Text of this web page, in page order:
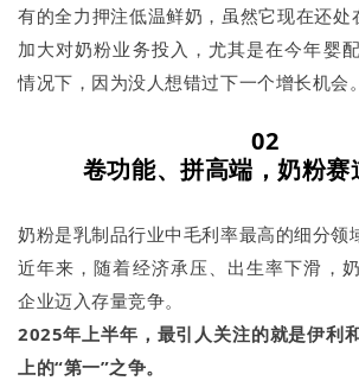
有的全力押注低温鲜奶，虽然它现在还处
加大对奶粉业务投入，尤其是在今年婴
情况下，因为没人想错过下一个增长机会。
02
卷功能、拼高端，奶粉赛
奶粉是乳制品行业中毛利率最高的细分领
近年来，随着经济承压、出生率下滑，
企业迈入存量竞争。
2025年上半年，最引人关注的就是伊利
上的“第一”之争。